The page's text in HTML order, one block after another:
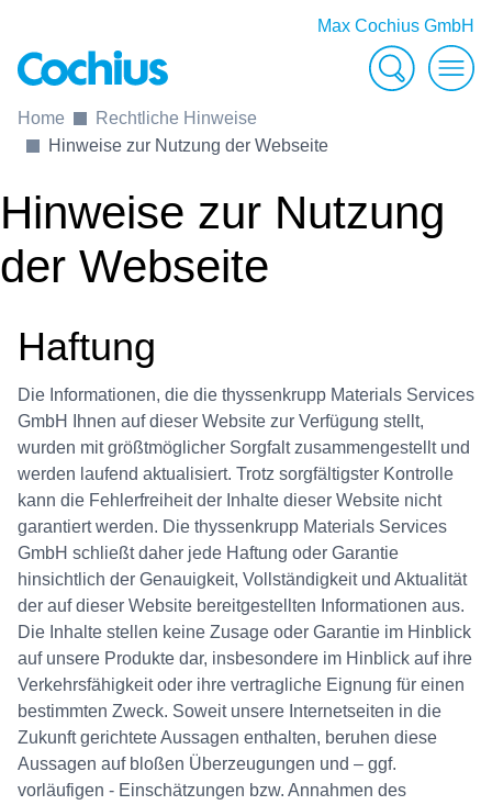
Max Cochius GmbH
Suche
Home
Rechtliche Hinweise
Hinweise zur Nutzung der Webseite
Hinweise zur Nutzung
der Webseite
Haftung
Die Informationen, die die thyssenkrupp Materials Services
GmbH Ihnen auf dieser Website zur Verfügung stellt,
wurden mit größtmöglicher Sorgfalt zusammengestellt und
werden laufend aktualisiert. Trotz sorgfältigster Kontrolle
kann die Fehlerfreiheit der Inhalte dieser Website nicht
garantiert werden. Die thyssenkrupp Materials Services
GmbH schließt daher jede Haftung oder Garantie
hinsichtlich der Genauigkeit, Vollständigkeit und Aktualität
der auf dieser Website bereitgestellten Informationen aus.
Die Inhalte stellen keine Zusage oder Garantie im Hinblick
auf unsere Produkte dar, insbesondere im Hinblick auf ihre
Verkehrsfähigkeit oder ihre vertragliche Eignung für einen
bestimmten Zweck. Soweit unsere Internetseiten in die
Zukunft gerichtete Aussagen enthalten, beruhen diese
Aussagen auf bloßen Überzeugungen und – ggf.
vorläufigen - Einschätzungen bzw. Annahmen des